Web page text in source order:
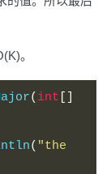
。
( int
( "the